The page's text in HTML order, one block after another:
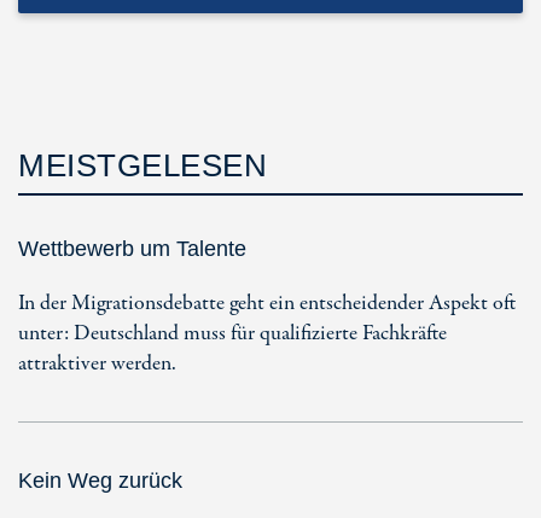
MEISTGELESEN
Wettbewerb um Talente
In der Migrationsdebatte geht ein entscheidender Aspekt oft
unter: Deutschland muss für qualifizierte Fachkräfte
attraktiver werden.
Kein Weg zurück